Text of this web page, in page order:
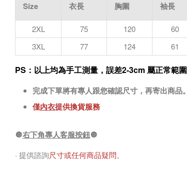
Size 衣長 胸圍 袖長
2XL 75 120 60
3XL
77 124 61
PS：以上均為手工測量，誤差2-3cm 屬正常範
完成下單將有專人跟您確認尺寸，再寄出商品。
僅內衣提供換貨服務
🔘右下角專人客服按鈕🔘
· 提供諮詢尺寸或任何商品疑問。